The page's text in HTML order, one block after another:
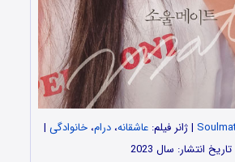
| ژانر فیلم: عاشقانه، درام، خانوادگی |
تاریخ انتشار: سال 2023